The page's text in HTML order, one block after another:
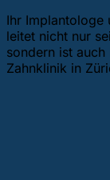
Ihr Implantologe
leitet nicht nur
sondern ist
Zahnklinik in